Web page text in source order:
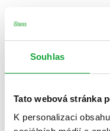
Souhlas
Tato webová stránka
K personalizaci